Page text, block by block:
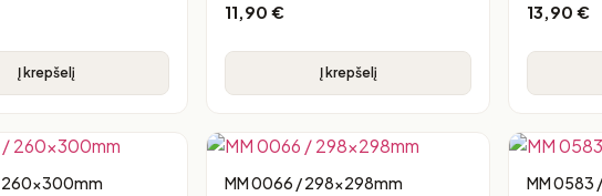
Į krepšelį
11,90 €
Į krepšelį
13,90 €
260x300mm MM 0066 / 298x298mm MM 0583